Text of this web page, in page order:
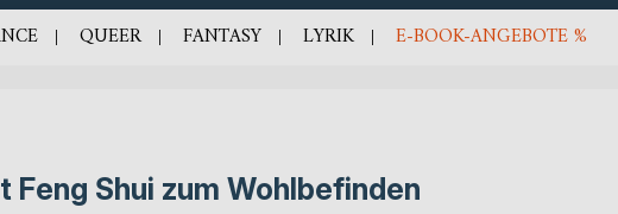
QUEER FANTASY LYRIK E-BOOK-ANGEBOTE %
Feng Shui zum Wohlbefinden